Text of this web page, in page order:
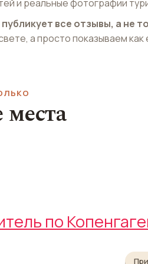
и реальные фотографии
публикует все отзывы, а не
а просто показываем как
места
по